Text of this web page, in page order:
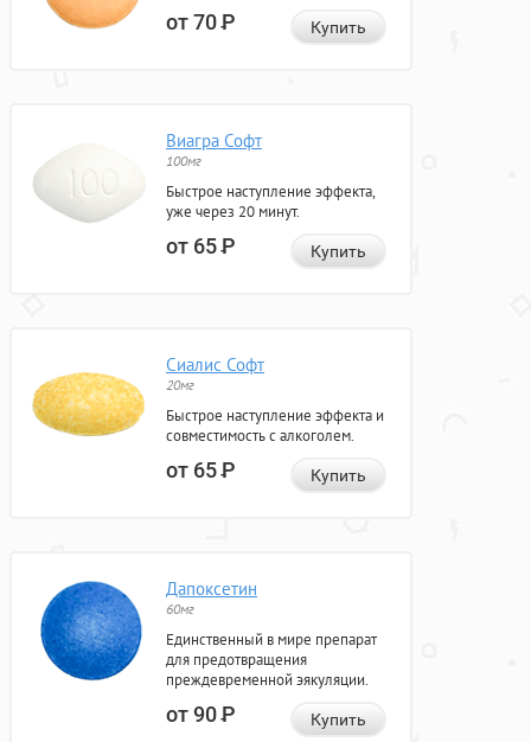
от 70Р Купить
Виагра Софт
100мг
Быстрое наступление эффекта,
уже через 20 минут.
от 65Р Купить
Сиалис Софт
20мг
Быстрое наступление эффекта и
совместимость с алкоголем.
от 65Р Купить
Дапоксетин
60мг
Единственный в мире препарат
для предотвращения
преждевременной эякуляции.
от 90Р Купить